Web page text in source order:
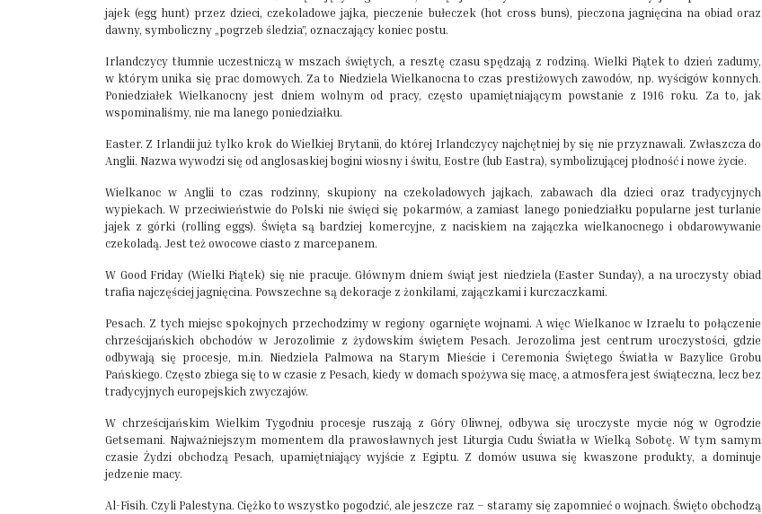
jajek (egg hunt) przez dzieci, czekoladowe jajka, pieczenie bułeczek (hot cross buns), pieczona jagnięcina na obiad oraz
dawny, symboliczny „pogrzeb śledzia”, oznaczający koniec postu.
Irlandczycy tłumnie uczestniczą w mszach świętych, a resztę czasu spędzają z rodziną. Wielki Piątek to dzień zadumy,
w którym unika się prac domowych. Za to Niedziela Wielkanocna to czas prestiżowych zawodów, np. wyścigów konnych.
Poniedziałek Wielkanocny jest dniem wolnym od pracy, często upamiętniającym powstanie z 1916 roku. Za to, jak
wspominaliśmy, nie ma lanego poniedziałku.
Easter. Z Irlandii już tylko krok do Wielkiej Brytanii, do której Irlandczycy najchętniej by się nie przyznawali. Zwłaszcza do
Anglii. Nazwa wywodzi się od anglosaskiej bogini wiosny i świtu, Eostre (lub Eastra), symbolizującej płodność i nowe życie.
Wielkanoc w Anglii to czas rodzinny, skupiony na czekoladowych jajkach, zabawach dla dzieci oraz tradycyjnych
wypiekach. W przeciwieństwie do Polski nie święci się pokarmów, a zamiast lanego poniedziałku popularne jest turlanie
jajek z górki (rolling eggs). Święta są bardziej komercyjne, z naciskiem na zajączka wielkanocnego i obdarowywanie
czekoladą. Jest też owocowe ciasto z marcepanem.
W Good Friday (Wielki Piątek) się nie pracuje. Głównym dniem świąt jest niedziela (Easter Sunday), a na uroczysty obiad
trafia najczęściej jagnięcina. Powszechne są dekoracje z żonkilami, zajączkami i kurczaczkami.
Pesach. Z tych miejsc spokojnych przechodzimy w regiony ogarnięte wojnami. A więc Wielkanoc w Izraelu to połączenie
chrześcijańskich obchodów w Jerozolimie z żydowskim świętem Pesach. Jerozolima jest centrum uroczystości, gdzie
odbywają się procesje, m.in. Niedziela Palmowa na Starym Mieście i Ceremonia Świętego Światła w Bazylice Grobu
Pańskiego. Często zbiega się to w czasie z Pesach, kiedy w domach spożywa się macę, a atmosfera jest świąteczna, lecz bez
tradycyjnych europejskich zwyczajów.
W chrześcijańskim Wielkim Tygodniu procesje ruszają z Góry Oliwnej, odbywa się uroczyste mycie nóg w Ogrodzie
Getsemani. Najważniejszym momentem dla prawosławnych jest Liturgia Cudu Światła w Wielką Sobotę. W tym samym
czasie Żydzi obchodzą Pesach, upamiętniający wyjście z Egiptu. Z domów usuwa się kwaszone produkty, a dominuje
jedzenie macy.
Al-Fisih. Czyli Palestyna. Ciężko to wszystko pogodzić, ale jeszcze raz – staramy się zapomnieć o wojnach. Święto obchodzą